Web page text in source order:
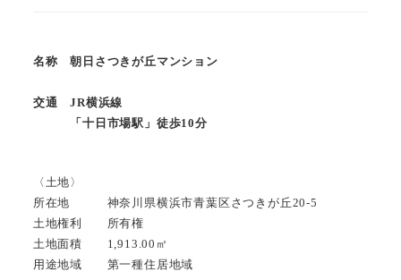
名称 朝日さつきが丘マンション
交通 JR横浜線
「十日市場駅」徒歩10分
〈土地〉
所在地 神奈川県横浜市青葉区さつきが丘20-5
土地権利 所有権
土地面積 1,913.00㎡
用途地域 第一種住居地域